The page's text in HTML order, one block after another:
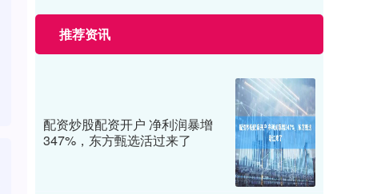
推荐资讯
配资炒股配资开户 净利润暴增
347%，东方甄选活过来了